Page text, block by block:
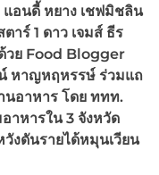
แอนดี้ หยาง เชฟมิชลิน
ร์ 1 ดาว เจมส์ ธีร
วย Food Blogger
หาญหฤหรรษ์ ร่วมแถ
นอาหาร โดย ททท.
าหารใน 3 จังหวัด
วังดันรายได้หมุนเวียน